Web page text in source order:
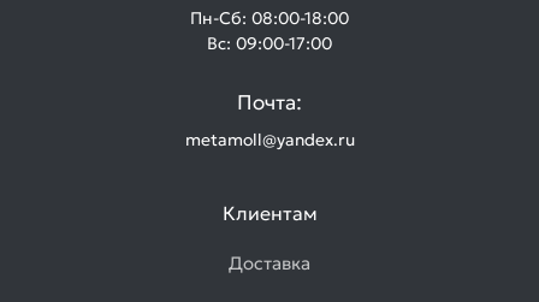
Пн-Сб: 08:00-18:00
Вс: 09:00-17:00
Почта:
metamoll@yandex.ru
Клиентам
Доставка